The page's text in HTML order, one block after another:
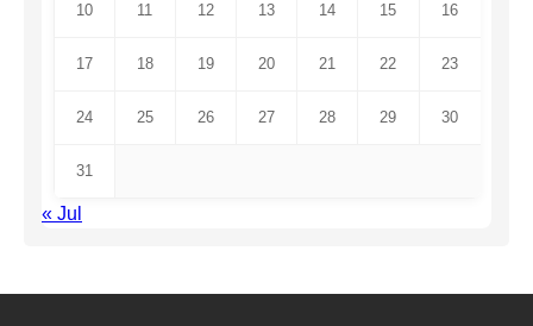
10 11 12 13 14 15 16
17 18 19 20 21 22 23
24 25 26 27 28 29 30
31
« Jul